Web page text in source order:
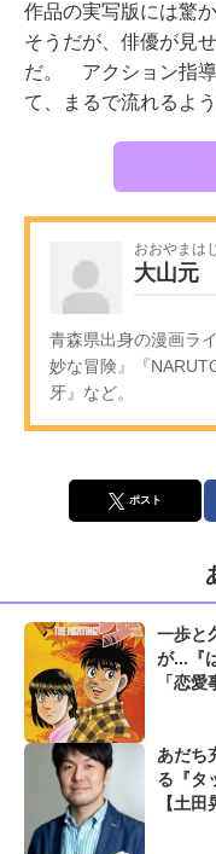
作品の実写版には驚
そうだが、俳優が見
だ。 アクション指導
て、まるで流れるよ
おおやまは
大山元
青森県出身の漫画ラ
妙な冒険』『
牙』など。
ポスト
一歩と
が...『
「恋
あだち
る『タ
【土